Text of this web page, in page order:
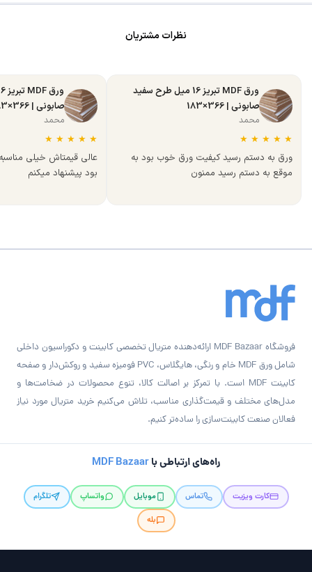
نظرات مشتریان
ورق MDF تبریز 16 میل طرح سفید
صابونی | 366×183
محمد
★
★
★
★
★
ورق به دستم رسید کیفیت ورق خوب بود به
موقع به دستم رسید ممنون
صابونی | 366×183
محمد
★
★
★
★
★
عالی قیمتاش خیلی
بود پیشنهاد میکنم
فروشگاه MDF Bazaar ارائه‌دهنده متریال تخصصی کابینت و دکوراسیون داخلی
شامل ورق MDF خام و رنگی، هایگلاس، PVC فومیزه سفید و روکش‌دار و صفحه
کابینت MDF است. با تمرکز بر اصالت کالا، تنوع محصولات در ضخامت‌ها و
مدل‌های مختلف و قیمت‌گذاری مناسب، تلاش می‌کنیم خرید متریال مورد نیاز
فعالان صنعت کابینت‌سازی را ساده‌تر کنیم.
راه‌های ارتباطی باMDF Bazaar
کارت ویزیت تماس موبایل واتساپ
تلگرام
بله